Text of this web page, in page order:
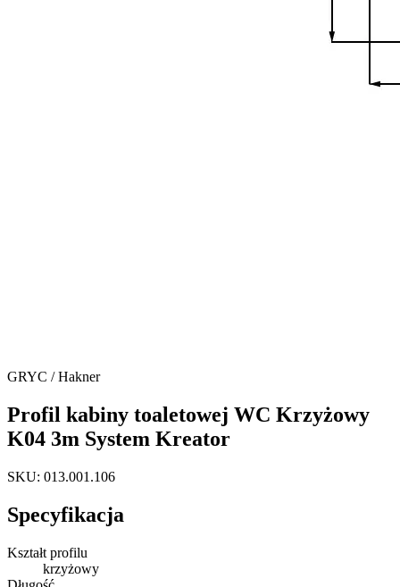
GRYC / Hakner
Profil kabiny toaletowej WC Krzyżowy
K04 3m System Kreator
SKU: 013.001.106
Specyfikacja
Kształt profilu
krzyżowy